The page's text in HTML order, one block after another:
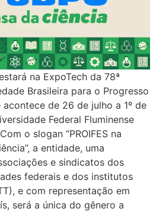
na ExpoTech da 78ª
Brasileira para o Progresso
acontece de 26 de julho a 1º de
Federal Fluminense
o slogan “PROIFES na
a entidade, uma
e sindicatos dos
federais e dos institutos
e com representação em
será a única do gênero a